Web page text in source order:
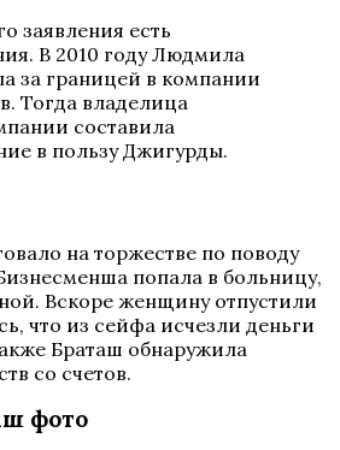
заявления есть
В 2010 году Людмила
за границей в компании
Тогда владелица
составила
в пользу Джигурды.
на торжестве по поводу
попала в больницу,
Вскоре женщину отпустили
что из сейфа исчезли деньги
Браташ обнаружила
со счетов.
фото